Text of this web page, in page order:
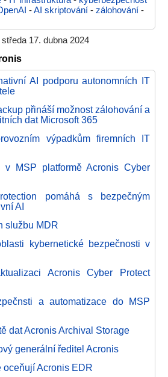
-AI skriptování - zálohování -
17. dubna 2024
AI podporu autonomních IT
přináší možnost zálohování a
dat Microsoft 365
výpadkům firemních IT
MSP platformě Acronis Cyber
pomáhá s bezpečným
AI
službu MDR
kybernetické bezpečnosti v
Acronis Cyber Protect
a automatizace do MSP
dat Acronis Archival Storage
generální ředitel Acronis
oceňují Acronis EDR